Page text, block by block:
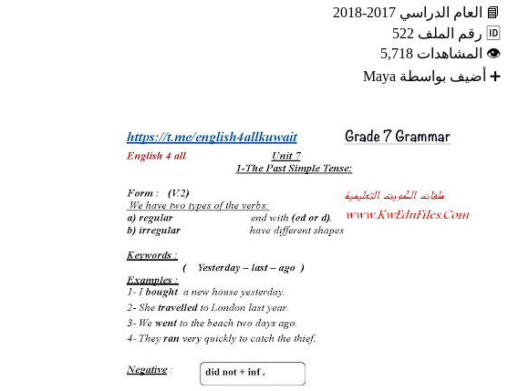
📘 العام الدراسي 2017-2018
🆔 رقم الملف 522
👁 المشاهدات 5,718
➕ أضيف بواسطة Maya